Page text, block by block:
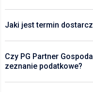
Jaki jest termin
Czy PG Partner
zeznanie podatkowe?